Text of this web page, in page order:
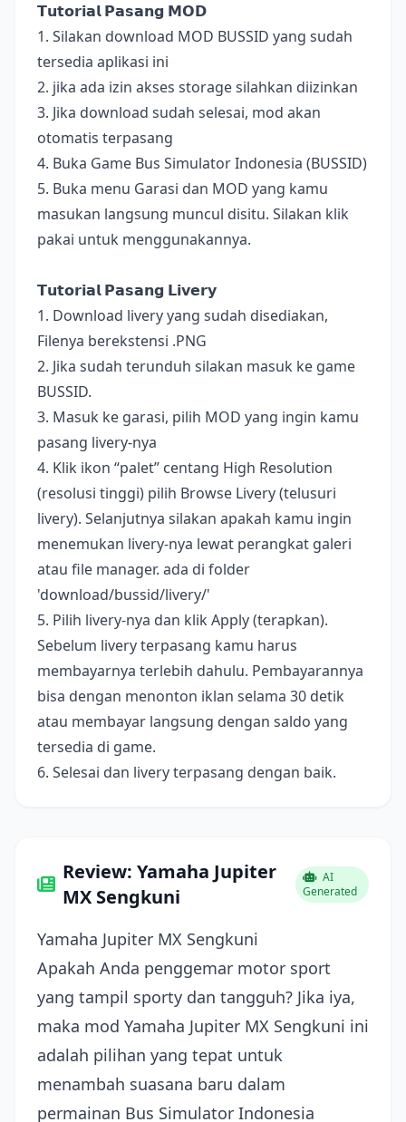
𝗧𝘂𝘁𝗼𝗿𝗶𝗮𝗹 𝗣𝗮𝘀𝗮𝗻𝗴 𝗠𝗢𝗗
1. Silakan download MOD BUSSID yang sudah
tersedia aplikasi ini
2. jika ada izin akses storage silahkan diizinkan
3. Jika download sudah selesai, mod akan
otomatis terpasang
4. Buka Game Bus Simulator Indonesia (BUSSID)
5. Buka menu Garasi dan MOD yang kamu
masukan langsung muncul disitu. Silakan klik
pakai untuk menggunakannya.
𝗧𝘂𝘁𝗼𝗿𝗶𝗮𝗹 𝗣𝗮𝘀𝗮𝗻𝗴 𝗟𝗶𝘃𝗲𝗿𝘆
1. Download livery yang sudah disediakan,
Filenya berekstensi .PNG
2. Jika sudah terunduh silakan masuk ke game
BUSSID.
3. Masuk ke garasi, pilih MOD yang ingin kamu
pasang livery-nya
4. Klik ikon “palet” centang High Resolution
(resolusi tinggi) pilih Browse Livery (telusuri
livery). Selanjutnya silakan apakah kamu ingin
menemukan livery-nya lewat perangkat galeri
atau file manager. ada di folder
'download/bussid/livery/'
5. Pilih livery-nya dan klik Apply (terapkan).
Sebelum livery terpasang kamu harus
membayarnya terlebih dahulu. Pembayarannya
bisa dengan menonton iklan selama 30 detik
atau membayar langsung dengan saldo yang
tersedia di game.
6. Selesai dan livery terpasang dengan baik.
Review: Yamaha Jupiter
MX Sengkuni
AI
Generated
Yamaha Jupiter MX Sengkuni
Apakah Anda penggemar motor sport
yang tampil sporty dan tangguh? Jika iya,
maka mod Yamaha Jupiter MX Sengkuni ini
adalah pilihan yang tepat untuk
menambah suasana baru dalam
permainan Bus Simulator Indonesia